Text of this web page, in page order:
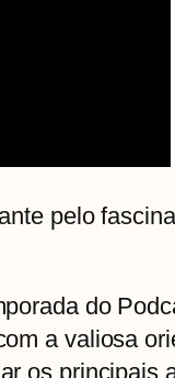
pelo
do
a valiosa
os principais